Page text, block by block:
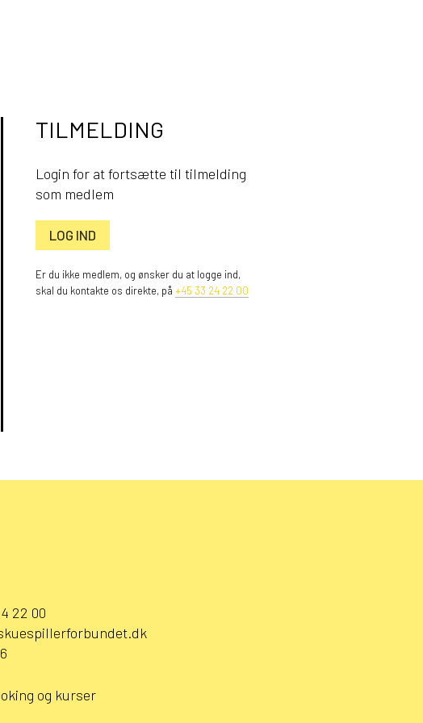
TILMELDING
Login for at fortsætte til tilmelding
som medlem
LOG IND
Er du ikke medlem, og ønsker du at logge ind,
skal du kontakte os direkte, på +45 33 24 22 00
22 00
og kurser